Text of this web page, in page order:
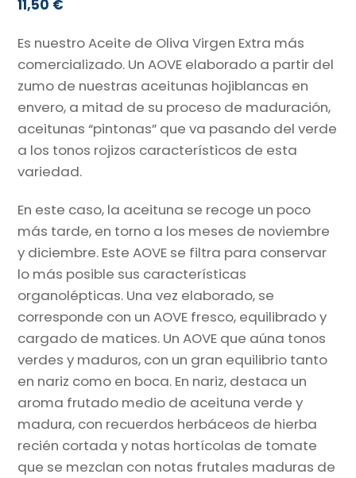
11,50 €
Es nuestro Aceite de Oliva Virgen Extra más
comercializado. Un AOVE elaborado a partir del
zumo de nuestras aceitunas hojiblancas en
envero, a mitad de su proceso de maduración,
aceitunas “pintonas” que va pasando del verde
a los tonos rojizos característicos de esta
variedad.
En este caso, la aceituna se recoge un poco
más tarde, en torno a los meses de noviembre
y diciembre. Este AOVE se filtra para conservar
lo más posible sus características
organolépticas. Una vez elaborado, se
corresponde con un AOVE fresco, equilibrado y
cargado de matices. Un AOVE que aúna tonos
verdes y maduros, con un gran equilibrio tanto
en nariz como en boca. En nariz, destaca un
aroma frutado medio de aceituna verde y
madura, con recuerdos herbáceos de hierba
recién cortada y notas hortícolas de tomate
que se mezclan con notas frutales maduras de